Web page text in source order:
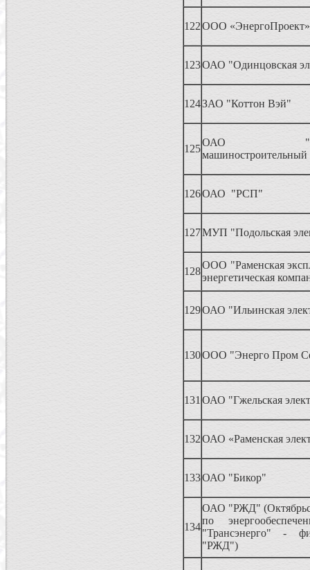
122ООО «ЭнергоПроект»
123ОАО "Одинцовская
124ЗАО "Коттон Вэй"
125
ОАО
машиностроительный
126ОАО "РСП"
127МУП "Подольская
128
ООО "Раменская
энергетическая
129ОАО "Ильинская
130ООО "Энерго Пром
131 ОАО "Гжельская
132ОАО «Раменская
133ОАО "Бикор"
134
ОАО "РЖД"
по
"Трансэнерго" -
"РЖД")